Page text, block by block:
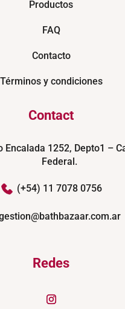
Productos
FAQ
Contacto
Términos y condiciones
Contact
Encalada 1252, Depto1 –
Federal.
(+54) 11 7078 0756
Redes